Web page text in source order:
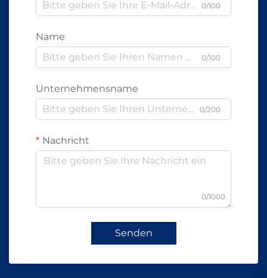
0/100
Name
0/100
Unternehmensname
0/200
Nachricht
0/1000
Senden